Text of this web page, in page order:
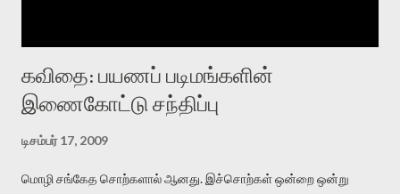
கவிதை: பயணப் படிமங்களின்
இணைகோட்டு சந்திப்பு
டிசம்பர் 17, 2009
மொழி சங்கேத சொற்களால் ஆனது. இச்சொற்கள் ஒன்றை ஒன்று